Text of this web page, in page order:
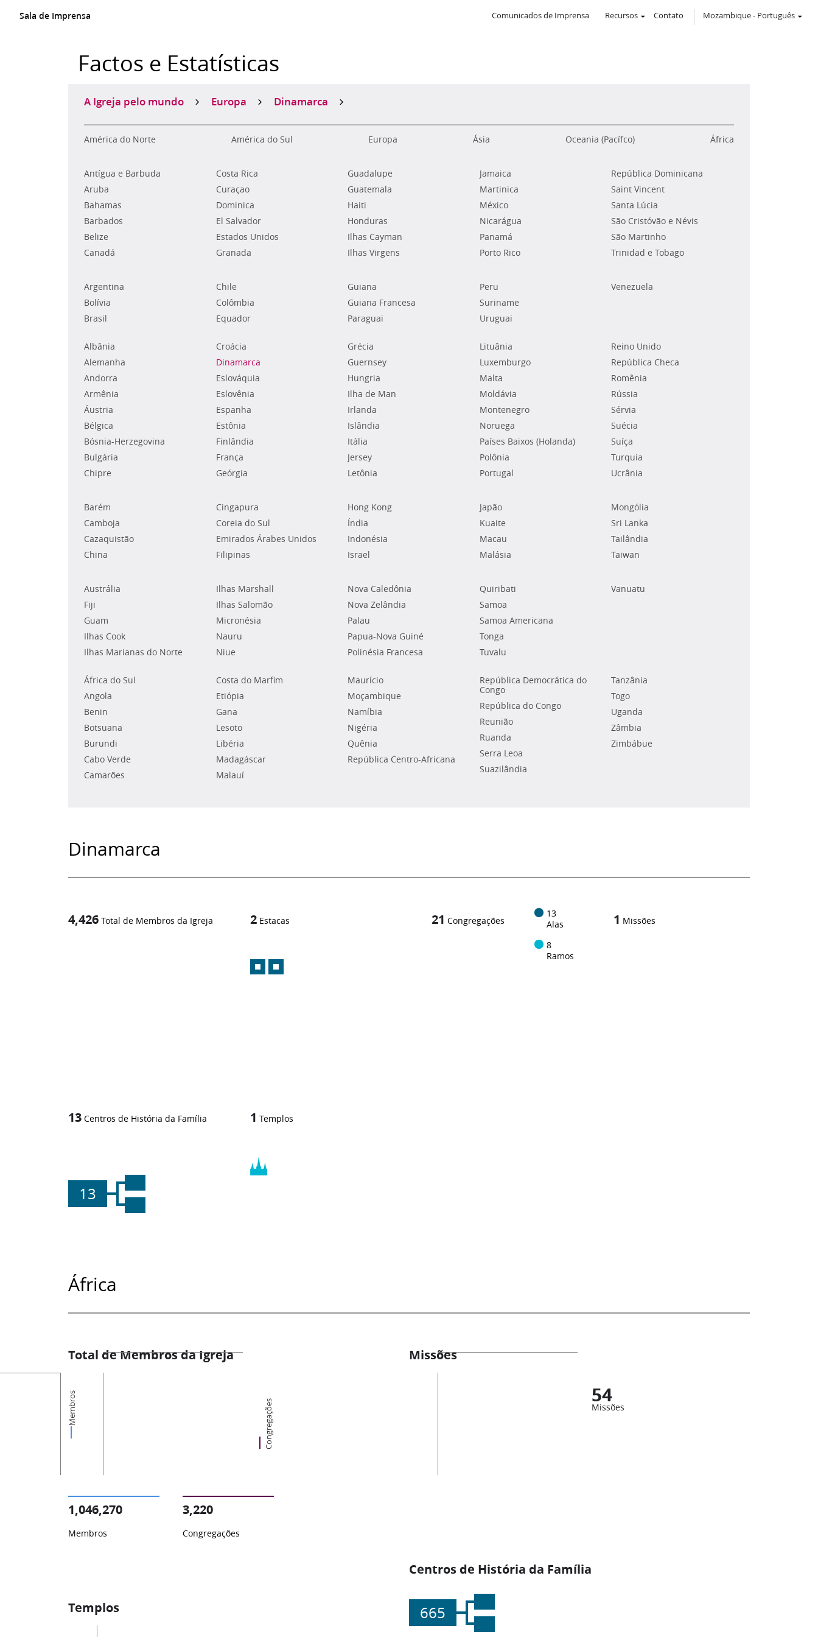
Sala de Imprensa Comunicados de Imprensa Recursos Contato Mozambique- Português
Factos e Estatísticas
A Igreja pelo mundo Europa Dinamarca
América do Norte América do Sul Europa Ásia Oceania (Pacífco) África
Antígua e Barbuda
Aruba
Bahamas
Barbados
Belize
Canadá
Costa Rica
Curaçao
Dominica
El Salvador
Estados Unidos
Granada
Guadalupe
Guatemala
Haiti
Honduras
Ilhas Cayman
Ilhas Virgens
Jamaica
Martinica
México
Nicarágua
Panamá
Porto Rico
República Dominicana
Saint Vincent
Santa Lúcia
São Cristóvão e Névis
São Martinho
Trinidad e Tobago
Argentina
Bolívia
Brasil
Chile
Colômbia
Equador
Guiana
Guiana Francesa
Paraguai
Peru
Suriname
Uruguai
Venezuela
Albânia
Alemanha
Andorra
Armênia
Áustria
Bélgica
Bósnia-Herzegovina
Bulgária
Chipre
Croácia
Dinamarca
Eslováquia
Eslovênia
Espanha
Estônia
Finlândia
França
Geórgia
Grécia
Guernsey
Hungria
Ilha de Man
Irlanda
Islândia
Itália
Jersey
Letônia
Lituânia
Luxemburgo
Malta
Moldávia
Montenegro
Noruega
Países Baixos (Holanda)
Polônia
Portugal
Reino Unido
República Checa
Romênia
Rússia
Sérvia
Suécia
Suíça
Turquia
Ucrânia
Barém
Camboja
Cazaquistão
China
Cingapura
Coreia do Sul
Emirados Árabes Unidos
Filipinas
Hong Kong
Índia
Indonésia
Israel
Japão
Kuaite
Macau
Malásia
Mongólia
Sri Lanka
Tailândia
Taiwan
Austrália
Fiji
Guam
Ilhas Cook
Ilhas Marianas do Norte
Ilhas Marshall
Ilhas Salomão
Micronésia
Nauru
Niue
Nova Caledônia
Nova Zelândia
Palau
Papua-Nova Guiné
Polinésia Francesa
Quiribati
Samoa
Samoa Americana
Tonga
Tuvalu
Vanuatu
África do Sul
Angola
Benin
Botsuana
Burundi
Cabo Verde
Camarões
Costa do Marfim
Etiópia
Gana
Lesoto
Libéria
Madagáscar
Malauí
Maurício
Moçambique
Namíbia
Nigéria
Quênia
República Centro-Africana
República Democrática do
Congo
República do Congo
Reunião
Ruanda
Serra Leoa
Suazilândia
Tanzânia
Togo
Uganda
Zâmbia
Zimbábue
Dinamarca
4,426 Total de Membros da Igreja 2 Estacas 21 Congregações
13
Alas
8
Ramos
13 Centros de História da Família
13
1 Templos
1 Missões
África
Total de Membros da Igreja
Membros Congregações
1,046,270
Membros
3,220
Congregações
Missões
54
Missões
Centros de História da Família
665
Templos